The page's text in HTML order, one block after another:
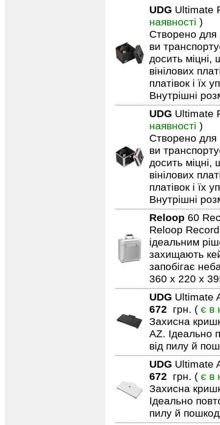
UDG Ultimate
наявності )
Створено для
ви
досить міцні,
вінілових
платівок і їх
Внутрішні
UDG Ultimate
наявності )
Створено для
ви
досить міцні,
вінілових
платівок і їх
Внутрішні
Reloop 60
Reloop Record
ідеальним
захищають
запобігає
360 x 220 x
UDG Ultimate
672 грн. ( є в
Захисна
AZ. Ідеально
від пилу й
UDG Ultimate
672 грн. ( є в
Захисна
Ідеально
пилу й